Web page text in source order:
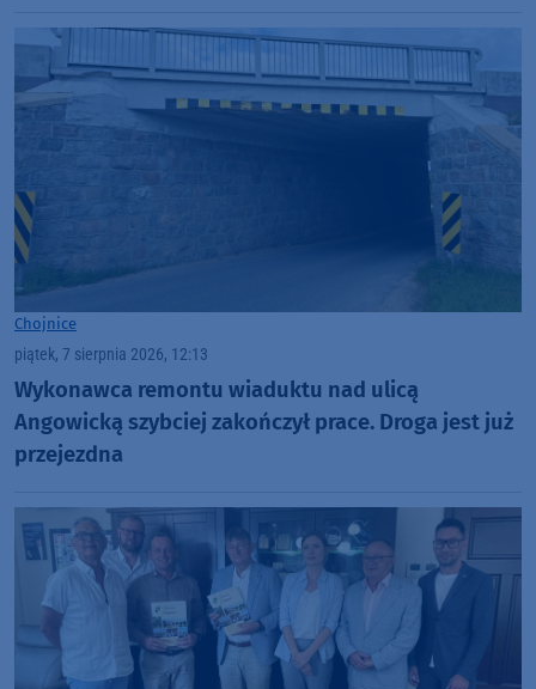
Chojnice
piątek, 7 sierpnia 2026, 12:13
Wykonawca remontu wiaduktu nad ulicą
Angowicką szybciej zakończył prace. Droga jest już
przejezdna